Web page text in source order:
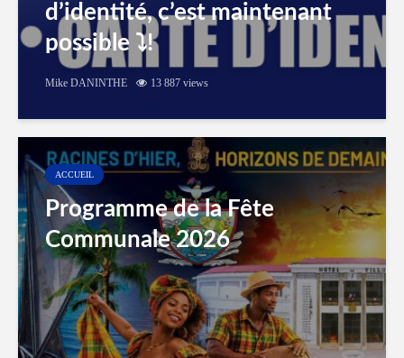
d’identité, c’est maintenant
possible ⤵️!
Mike DANINTHE 13 887 views
ACCUEIL
Programme de la Fête
Communale 2026